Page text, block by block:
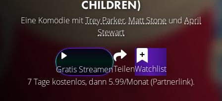
CHILDREN)
Eine Komödie mitTrey Parker, Matt Stone und April
Stewart
Gratis StreamenTeilenWatchlist
7 Tage kostenlos, dann 5.99/Monat (Partnerlink).